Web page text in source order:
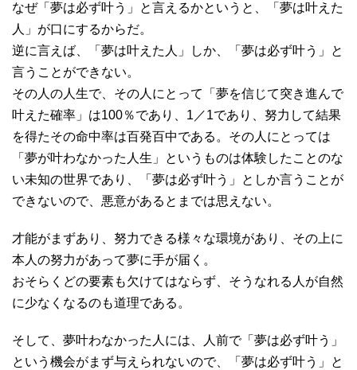
なぜ「夢は必ず叶う」と言えるかというと、「夢は叶えた
人」が口にするからだ。
逆に言えば、「夢は叶えた人」しか、「夢は必ず叶う」と
言うことができない。
その人の人生で、その人にとって「夢を信じて突き進んで
叶えた確率」は100％であり、1／1であり、努力して結果
を得たその命中率は百発百中である。その人にとっては
「夢が叶わなかった人生」というものは体験したことのな
い未知の世界であり、「夢は必ず叶う」としか言うことが
できないので、悪意があるとまでは思えない。
才能がまずあり、努力できる様々な環境があり、その上に
本人の努力があって夢に手が届く。
おそらくどの要素も欠けてはならず、そうなれる人が自然
に少なくなるのも道理である。
そして、夢叶わなかった人には、人前で「夢は必ず叶う」
という機会がまず与えられないので、「夢は必ず叶う」と